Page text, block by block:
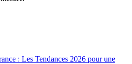
: Les Tendances 2026 pour une